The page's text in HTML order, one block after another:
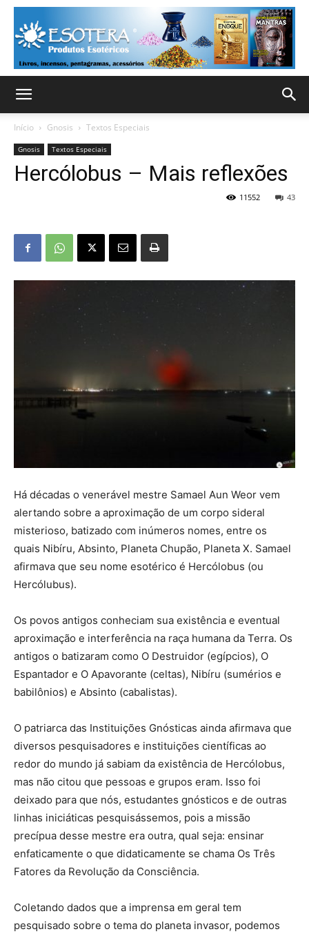
Início Gnosis Textos Especiais
Gnosis Textos Especiais
Hercólobus – Mais reflexões
43
11552
Há décadas o venerável mestre Samael Aun Weor vem
alertando sobre a aproximação de um corpo sideral
misterioso, batizado com inúmeros nomes, entre os
quais Nibíru, Absinto, Planeta Chupão, Planeta X. Samael
afirmava que seu nome esotérico é Hercólobus (ou
Hercólubus).
Os povos antigos conheciam sua existência e eventual
aproximação e interferência na raça humana da Terra. Os
antigos o batizaram como O Destruidor (egípcios), O
Espantador e O Apavorante (celtas), Nibíru (sumérios e
babilônios) e Absinto (cabalistas).
O patriarca das Instituições Gnósticas ainda afirmava que
diversos pesquisadores e instituições científicas ao
redor do mundo já sabiam da existência de Hercólobus,
mas não citou que pessoas e grupos eram. Isso foi
deixado para que nós, estudantes gnósticos e de outras
linhas iniciáticas pesquisássemos, pois a missão
precípua desse mestre era outra, qual seja: ensinar
enfaticamente o que didaticamente se chama Os Três
Fatores da Revolução da Consciência.
Coletando dados que a imprensa em geral tem
pesquisado sobre o tema do planeta invasor, podemos